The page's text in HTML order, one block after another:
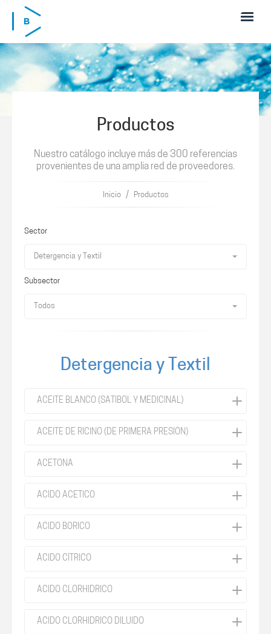
Pasar al contenido principal
Productos
Nuestro catálogo incluye más de 300 referencias
provenientes de una amplia red de proveedores.
Inicio / Productos
Sector
Detergencia y Textil
Subsector
Todos
Detergencia y Textil
ACEITE BLANCO (SATIBOL Y MEDICINAL)
ACEITE DE RICINO (DE PRIMERA PRESIÓN)
ACETONA
ACIDO ACETICO
ACIDO BORICO
ÁCIDO CÍTRICO
ACIDO CLORHIDRICO
ÁCIDO CLORHIDRICO DILUIDO